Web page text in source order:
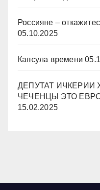
Россияне –
05.10.2025
Капсула времени
ДЕПУТАТ ИЧКЕРИИ
ЧЕЧЕНЦЫ ЭТО
15.02.2025